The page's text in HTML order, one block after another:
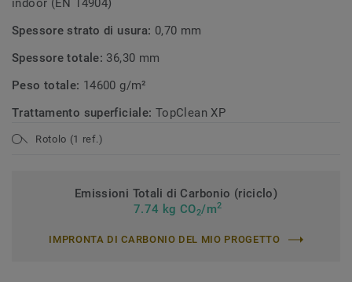
indoor (EN 14904)
Spessore strato di usura: 0,70 mm
Spessore totale: 36,30 mm
Peso totale: 14600 g/m²
Trattamento superficiale: TopClean XP
Rotolo (1 ref.)
Emissioni Totali di Carbonio (riciclo)
7.74 kg CO2/m2
IMPRONTA DI CARBONIO DEL MIO PROGETTO